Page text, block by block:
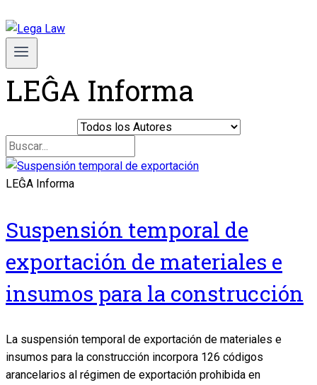
LEĜA Informa
LEĜA Informa
Suspensión temporal de
exportación de materiales e
insumos para la construcción
La suspensión temporal de exportación de materiales e
insumos para la construcción incorpora 126 códigos
arancelarios al régimen de exportación prohibida en